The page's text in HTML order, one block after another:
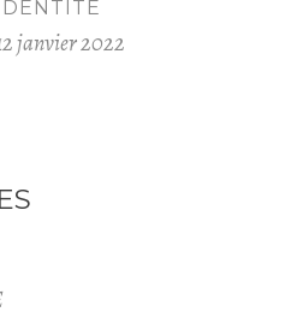
IDENTITÉ
janvier 2022